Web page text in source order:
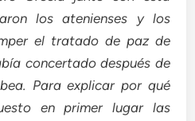
los atenienses y los
el tratado de paz de
concertado después de
Para explicar por qué
en primer lugar las